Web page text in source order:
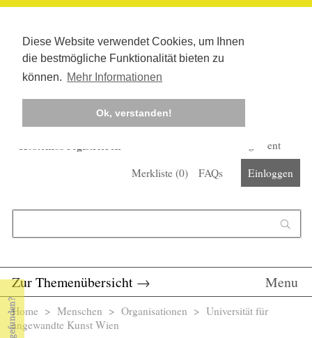
Diese Website verwendet Cookies, um Ihnen
die bestmögliche Funktionalität bieten zu
können. Mehr Informationen
Ok, verstanden!
Kostenlos registrieren
Corona-Management
Merkliste (0) FAQs Einloggen
Zur Themenübersicht → Menu
Sie sind hier
Home > Menschen > Organisationen > Universität für
angewandte Kunst Wien